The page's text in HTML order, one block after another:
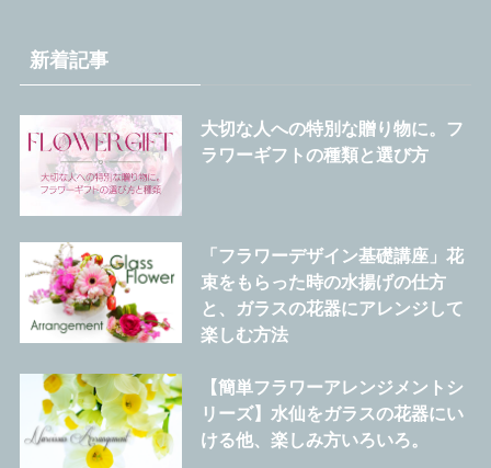
新着記事
大切な人への特別な贈り物に。フ
ラワーギフトの種類と選び方
「フラワーデザイン基礎講座」花
束をもらった時の水揚げの仕方
と、ガラスの花器にアレンジして
楽しむ方法
【簡単フラワーアレンジメントシ
リーズ】水仙をガラスの花器にい
ける他、楽しみ方いろいろ。